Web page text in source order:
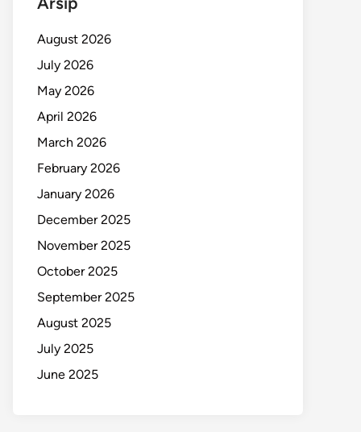
August 2026
July 2026
May 2026
April 2026
March 2026
February 2026
January 2026
December 2025
November 2025
October 2025
September 2025
August 2025
July 2025
June 2025